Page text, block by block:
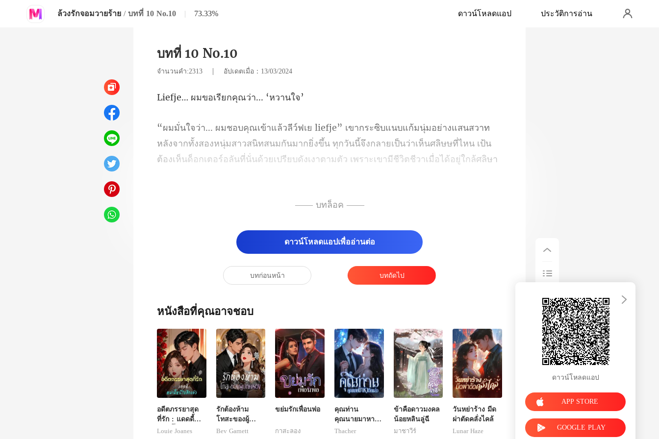
ล้วงรักจอมวายร้าย / บทที่ 10 No.10 | 73.33% ดาวน์โหลดแอป ประวัติการอ่าน
บทที่ 10 No.10
จำนวนคำ:2313 | อัปเดตเมื่อ：13/03/2024
อเรียกคุณว่
ากทั้งสองหนุ่มสาวสนิทสนมกันมากยิ่งขึ้น ทุกวันนี้จึงกลายเป็นว่าเห็นศลิษษที่ไหน เป้น
ต้อง
—— บทล็อค ——
ดาวน์โหลดแอปเพื่ออ่านต่อ
บทก่อนหน้า บทถัดไป
หนังสือที่คุณอาจชอบ
อดีตภรรยาสุด
ที่รัก : แดดดี้
หม่ามี๊หนีไปอีก
Louie Joanes
รักต้องห้าม
โทสะของผู้
ปกครอง
Bev Garnett
ขย่มรักเพื่อนพ่อ
กาสะลอง
คุณท่าน
คุณนายมาหาอีก
แล้ว
Thacher
ข้าคือดาวมงคล
น้อยหลินลู่ฉี
มาชาวีร์
วันหย่าร้าง มีด
ผ่าตัดคลั่งไคล้
Lunar Haze
ดาวน์โหลดแอป
APP STORE
GOOGLE PLAY